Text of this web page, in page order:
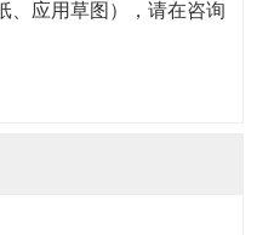
、应用草图），请在咨询